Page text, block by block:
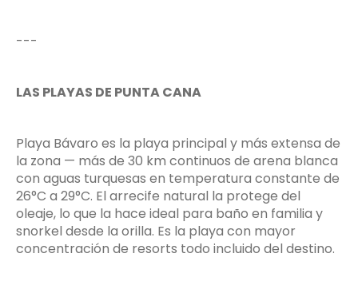
---
LAS PLAYAS DE PUNTA CANA
Playa Bávaro es la playa principal y más extensa de
la zona — más de 30 km continuos de arena blanca
con aguas turquesas en temperatura constante de
26°C a 29°C. El arrecife natural la protege del
oleaje, lo que la hace ideal para baño en familia y
snorkel desde la orilla. Es la playa con mayor
concentración de resorts todo incluido del destino.